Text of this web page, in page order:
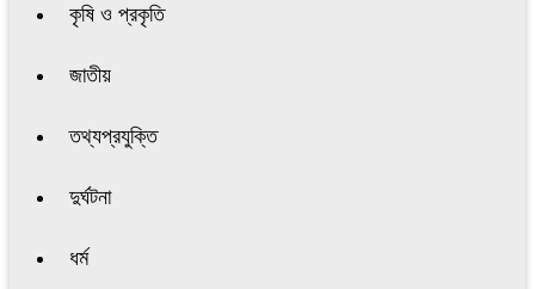
কৃষি ও প্রকৃতি
জাতীয়
তথ্যপ্রযুক্তি
দুর্ঘটনা
ধর্ম